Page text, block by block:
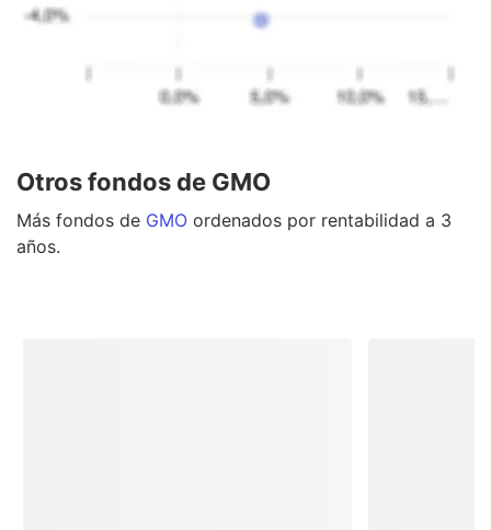
Otros fondos de GMO
Más fondos de GMO ordenados por rentabilidad a 3
años.